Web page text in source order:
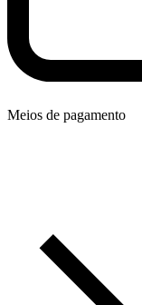
Meios de pagamento